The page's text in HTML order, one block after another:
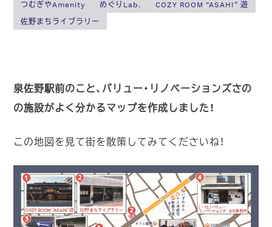
つむぎやAmenity
めぐりLab.
COZY ROOM “ASAHI” 遊
佐野まちライブラリー
泉佐野駅前のこと、バリュー・リノベーションズさの
の施設がよく分かるマップを作成しました！
この地図を見て街を散策してみてくださいね！